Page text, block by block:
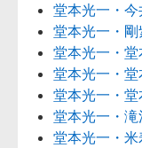
堂本光一・今
堂本光一・剛
堂本光一・堂
堂本光一・
堂本光一・
堂本光一・滝
堂本光一・米